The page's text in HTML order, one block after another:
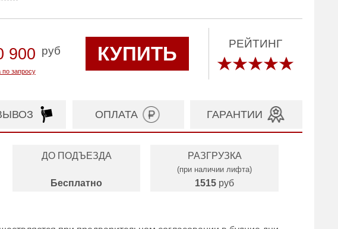
900
по запросу
руб КУПИТЬ РЕЙТИНГ
ОПЛАТА ГАРАНТИИ
ДО ПОДЪЕЗДА
Бесплатно
РАЗГРУЗКА
(при наличии лифта)
1515 руб